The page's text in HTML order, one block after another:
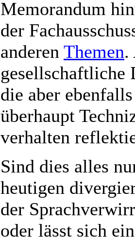
Memorandum
der
anderen Themen.
gesellschaftliche
die aber
überhaupt
verhalten
Sind dies alles
heutigen
der
oder lässt sich